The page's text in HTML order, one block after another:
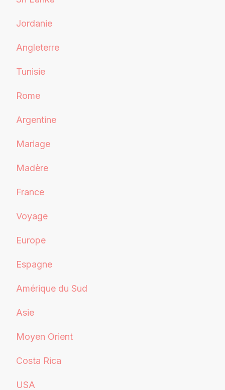
Jordanie
Angleterre
Tunisie
Rome
Argentine
Mariage
Madère
France
Voyage
Europe
Espagne
Amérique du Sud
Asie
Moyen Orient
Costa Rica
USA